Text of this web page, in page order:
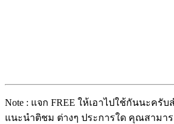
Note : แจก FREE ให้เอาไปใช้กันนะครั
แนะนำติชม ต่างๆ ประการใด คุณสามา